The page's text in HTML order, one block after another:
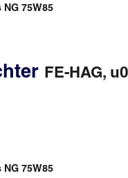
75W85
FE-HAG,
75W85